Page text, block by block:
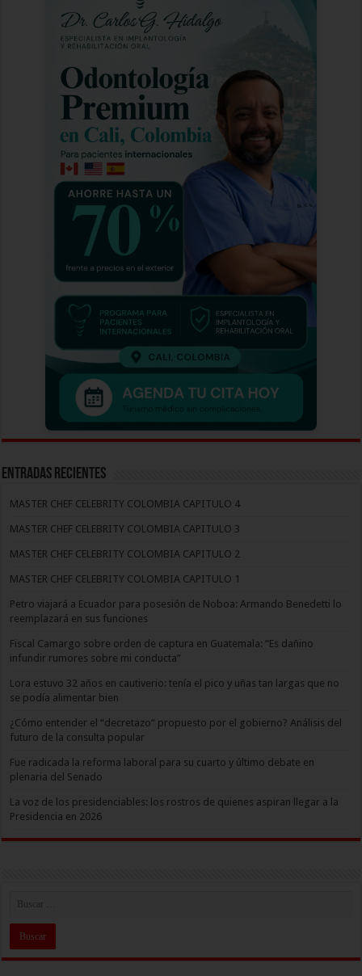
Entradas recientes
MASTER CHEF CELEBRITY COLOMBIA CAPITULO 4
MASTER CHEF CELEBRITY COLOMBIA CAPITULO 3
MASTER CHEF CELEBRITY COLOMBIA CAPITULO 2
MASTER CHEF CELEBRITY COLOMBIA CAPITULO 1
Petro viajará a Ecuador para posesión de Noboa: Armando Benedetti lo
reemplazará en sus funciones
Fiscal Camargo sobre orden de captura en Guatemala: “Es dañino
infundir rumores sobre mi conducta”
Lora estuvo 32 años en cautiverio: tenía el pico y uñas tan largas que no
se podía alimentar bien
¿Cómo entender el “decretazo” propuesto por el gobierno? Análisis del
futuro de la consulta popular
Fue radicada la reforma laboral para su cuarto y último debate en
plenaria del Senado
La voz de los presidenciables: los rostros de quienes aspiran llegar a la
Presidencia en 2026